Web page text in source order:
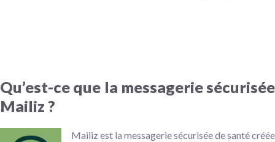
Qu’est-ce que la messagerie sécurisée
Mailiz ?
Mailiz est la messagerie sécurisée de santé créée